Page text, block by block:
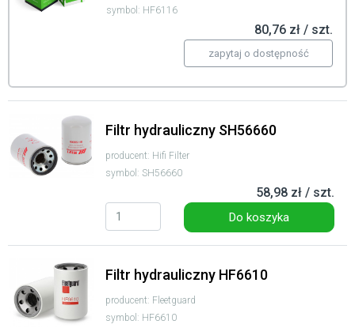
symbol: HF6116
80,76 zł / szt.
zapytaj o dostępność
Filtr hydrauliczny SH56660
producent: Hifi Filter
symbol: SH56660
58,98 zł / szt.
Do koszyka
Filtr hydrauliczny HF6610
producent: Fleetguard
symbol: HF6610